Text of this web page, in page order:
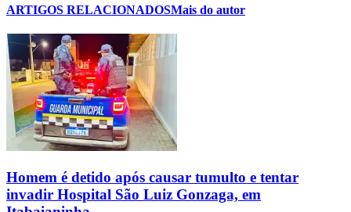
ARTIGOS RELACIONADOSMais do autor
Homem é detido após causar tumulto e tentar
invadir Hospital São Luiz Gonzaga, em